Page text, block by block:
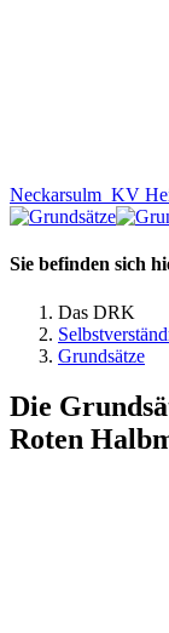
Neckarsulm KV
Sie befinden sich
Das DRK
Grundsätze
Die
Roten